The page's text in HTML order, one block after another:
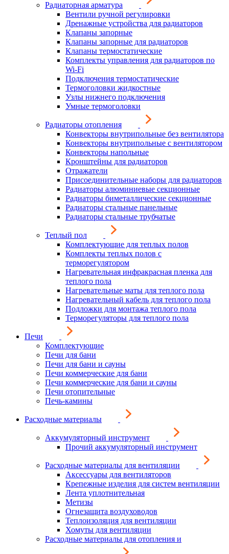
Радиаторная арматура
Вентили ручной регулировки
Дренажные устройства для радиаторов
Клапаны запорные
Клапаны запорные для радиаторов
Клапаны термостатические
Комплекты управления для радиаторов по
Wi-Fi
Подключения термостатические
Термоголовки жидкостные
Узлы нижнего подключения
Умные термоголовки
Радиаторы отопления
Конвекторы внутрипольные без вентилятора
Конвекторы внутрипольные с вентилятором
Конвекторы напольные
Кронштейны для радиаторов
Отражатели
Присоединительные наборы для радиаторов
Радиаторы алюминиевые секционные
Радиаторы биметаллические секционные
Радиаторы стальные панельные
Радиаторы стальные трубчатые
Теплый пол
Комплектующие для теплых полов
Комплекты теплых полов с
терморегулятором
Нагревательная инфракрасная пленка для
теплого пола
Нагревательные маты для теплого пола
Нагревательный кабель для теплого пола
Подложки для монтажа теплого пола
Терморегуляторы для теплого пола
Печи
Комплектующие
Печи для бани
Печи для бани и сауны
Печи коммерческие для бани
Печи коммерческие для бани и сауны
Печи отопительные
Печь-камины
Расходные материалы
Аккумуляторный инструмент
Прочий аккумуляторный инструмент
Расходные материалы для вентиляции
Аксессуары для вентиляторов
Крепежные изделия для систем вентиляции
Лента уплотнительная
Метизы
Огнезащита воздуховодов
Теплоизоляция для вентиляции
Хомуты для вентиляции
Расходные материалы для отопления и